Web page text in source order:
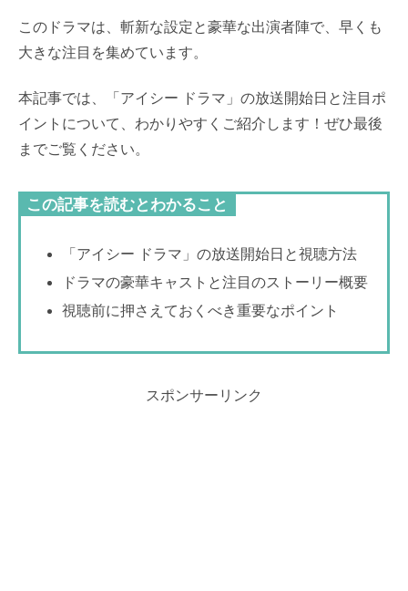
このドラマは、斬新な設定と豪華な出演者陣で、早くも
大きな注目を集めています。
本記事では、「アイシー ドラマ」の放送開始日と注目ポ
イントについて、わかりやすくご紹介します！ぜひ最後
までご覧ください。
この記事を読むとわかること
「アイシー ドラマ」の放送開始日と視聴方法
ドラマの豪華キャストと注目のストーリー概要
視聴前に押さえておくべき重要なポイント
スポンサーリンク